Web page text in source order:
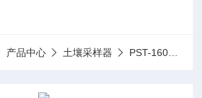
产品中心 土壤采样器 PST-160土壤采样器套装